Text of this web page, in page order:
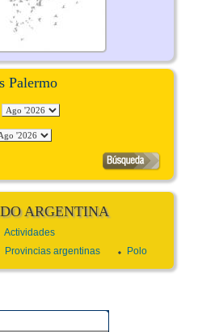
Palermo
ARGENTINA
Actividades
Provincias argentinas Polo